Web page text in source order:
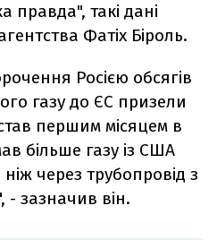
такі дані
Фатіх Біроль.
Росією обсягів
газу до ЄС призели
першим місяцем в
більше газу із США
через трубопровід з
- зазначив він.